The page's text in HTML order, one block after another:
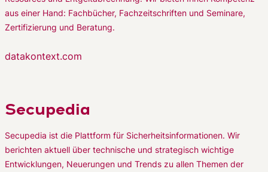
aus einer Hand: Fachbücher, Fachzeitschriften und Seminare,
Zertifizierung und Beratung.
datakontext.com
Secupedia
Secupedia ist die Plattform für Sicherheitsinformationen. Wir
berichten aktuell über technische und strategisch wichtige
Entwicklungen, Neuerungen und Trends zu allen Themen der